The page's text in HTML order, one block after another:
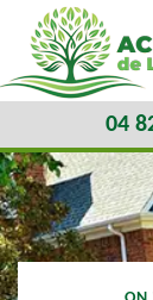
04